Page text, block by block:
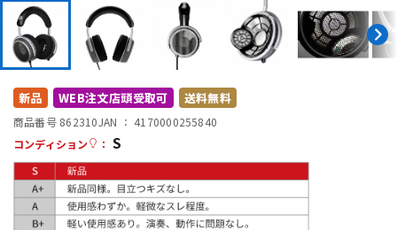
DTM オンライン納品 レコーディング機器
配信/ライブ機器
新品 WEB注文店頭受取可 送料無料
商品番号 862310JAN ： 4170000255840
コンディション
： S